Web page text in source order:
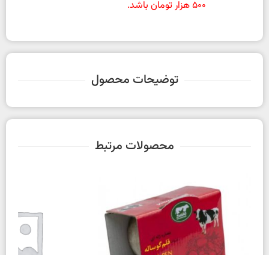
500 هزار تومان باشد.
توضیحات محصول
محصولات مرتبط